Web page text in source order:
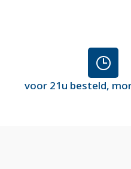
voor 21u besteld,